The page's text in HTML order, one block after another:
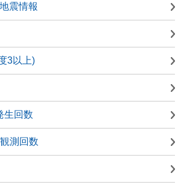
震情報
3以上)
生回数
測回数